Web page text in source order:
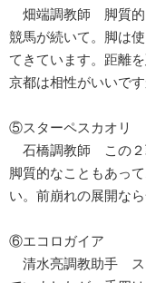
畑端調教師 脚質的
競馬が続いて。脚は
てきています。距離
京都は相性がいいです
⑤スターペスカオリ
石橋調教師 この２
脚質的なこともあっ
い。前崩れの展開な
⑥エコロガイア
清水亮調教助手 ス